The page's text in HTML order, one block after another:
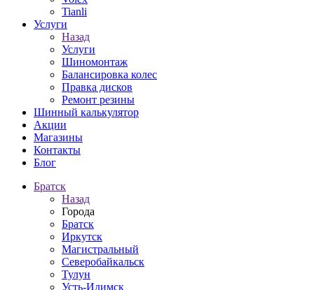
Tianli
Услуги
Назад
Услуги
Шиномонтаж
Балансировка колес
Правка дисков
Ремонт резины
Шинный калькулятор
Акции
Магазины
Контакты
Блог
Братск
Назад
Города
Братск
Иркутск
Магистральный
Северобайкальск
Тулун
Усть-Илимск